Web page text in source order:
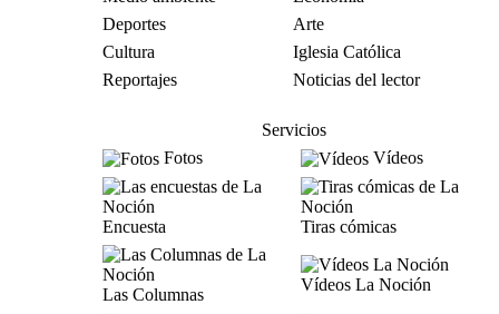
Deportes
Arte
Cultura
Iglesia Católica
Reportajes
Noticias del lector
Servicios
Fotos
Vídeos
Encuesta Tiras cómicas
Las Columnas
Vídeos La Noción